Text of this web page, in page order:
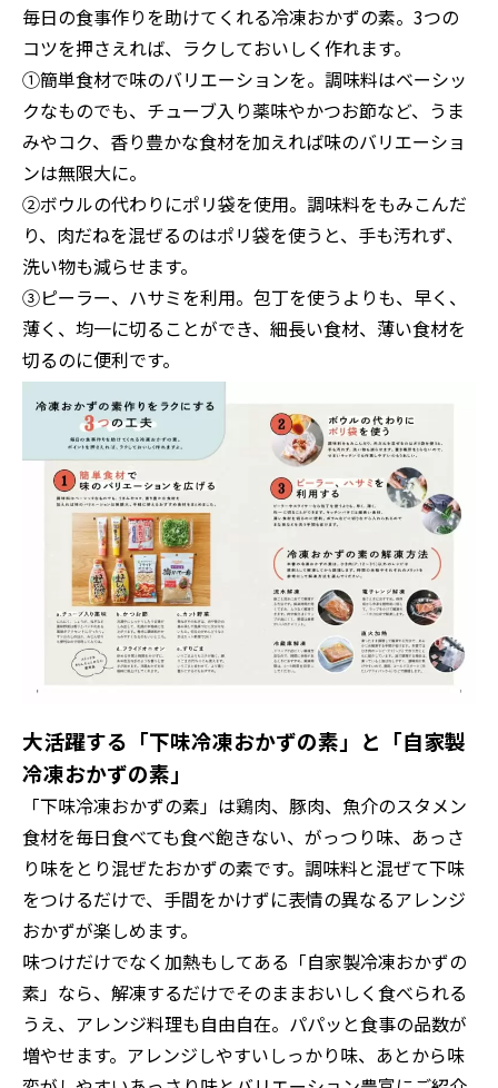
毎日の食事作りを助けてくれる冷凍おかずの素。3つの
コツを押さえれば、ラクしておいしく作れます。
①簡単食材で味のバリエーションを。調味料はベーシッ
クなものでも、チューブ入り薬味やかつお節など、うま
みやコク、香り豊かな食材を加えれば味のバリエーショ
ンは無限大に。
②ボウルの代わりにポリ袋を使用。調味料をもみこんだ
り、肉だねを混ぜるのはポリ袋を使うと、手も汚れず、
洗い物も減らせます。
③ピーラー、ハサミを利用。包丁を使うよりも、早く、
薄く、均一に切ることができ、細長い食材、薄い食材を
切るのに便利です。
大活躍する「下味冷凍おかずの素」と「自家製
冷凍おかずの素」
「下味冷凍おかずの素」は鶏肉、豚肉、魚介のスタメン
食材を毎日食べても食べ飽きない、 がっつり味、あっさ
り味をとり混ぜたおかずの素です。調味料と混ぜて下味
をつけるだけで、手間をかけずに表情の異なるアレンジ
おかずが楽しめます。
味つけだけでなく加熱もしてある「自家製冷凍おかずの
素」なら、解凍するだけでそのままおいしく食べられる
うえ、アレンジ料理も自由自在。パパッと食事の品数が
増やせます。アレンジしやすいしっかり味、あとから味